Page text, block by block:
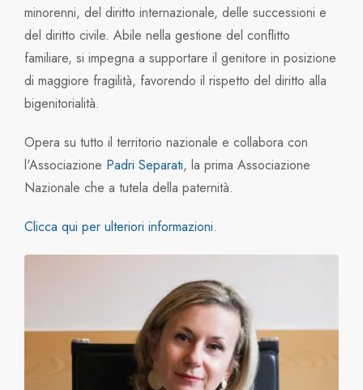
minorenni, del diritto internazionale, delle successioni e
del diritto civile. Abile nella gestione del conflitto
familiare, si impegna a supportare il genitore in posizione
di maggiore fragilità, favorendo il rispetto del diritto alla
bigenitorialità.
Opera su tutto il territorio nazionale e collabora con
l'Associazione Padri Separati, la prima Associazione
Nazionale che a tutela della paternità.
Clicca qui per ulteriori informazioni.